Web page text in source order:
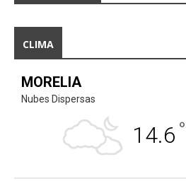
CLIMA
MORELIA
Nubes Dispersas
14.6 °